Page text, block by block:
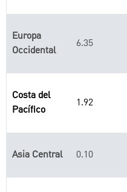
Europa
Occidental
6.35
Costa del
Pacífico
1.92
Asia Central 0.10